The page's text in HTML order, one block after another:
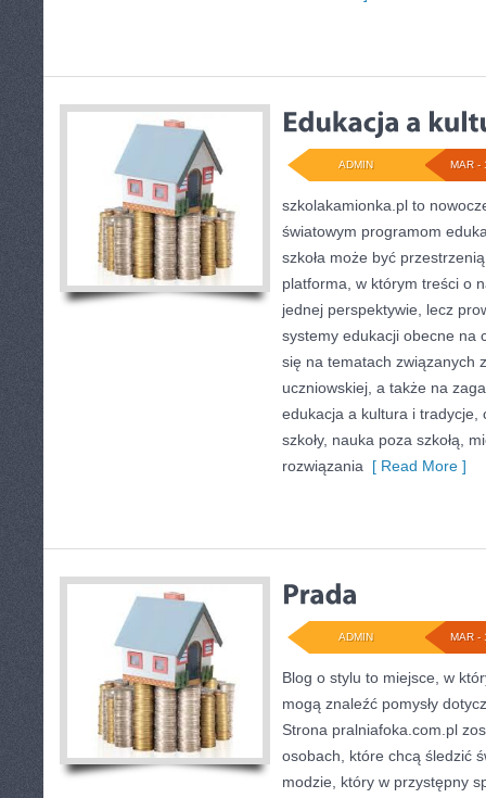
MAR -
ADMIN
szkolakamionka.pl to
światowym programom
szkoła może być
platforma, w którym treści o
jednej perspektywie, lecz
systemy edukacji obecne na
się na tematach związanych
uczniowskiej, a także na
edukacja a kultura i tradycje,
szkoły, nauka poza szkołą,
rozwiązania [ Read More ]
MAR -
ADMIN
Blog o stylu to miejsce, w
mogą znaleźć pomysły
Strona pralniafoka.com.pl
osobach, które chcą śledzić
modzie, który w przystępny